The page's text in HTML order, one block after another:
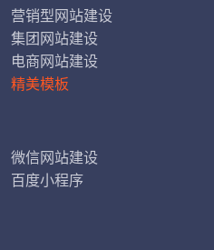
营销型网站建设
集团网站建设
电商网站建设
精美模板
微信网站建设
百度小程序